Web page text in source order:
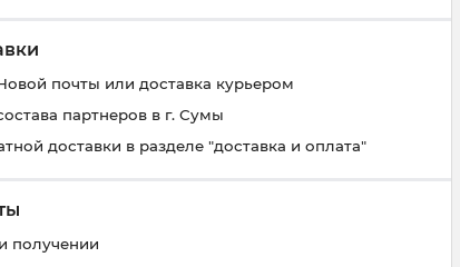
почты или доставка курьером
партнеров в г. Сумы
доставки в разделе "доставка и оплата"
получении